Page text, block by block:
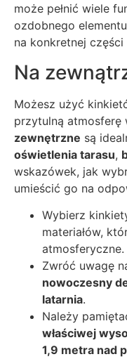
może pełnić wiele
ozdobnego
na konkretnej
Na
Możesz użyć
przytulną atmosferę
zewnętrzne są
oświetlenia tarasu,
wskazówek, jak
umieścić go na
Wybierz
materiałów,
atmosferyczne.
Zwróć uwagę
nowoczesny
latarnia.
Należy
właściwej
1,9 metra nad